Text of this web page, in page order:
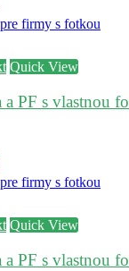
Quick View
a PF s vlastnou
Quick View
a PF s vlastnou